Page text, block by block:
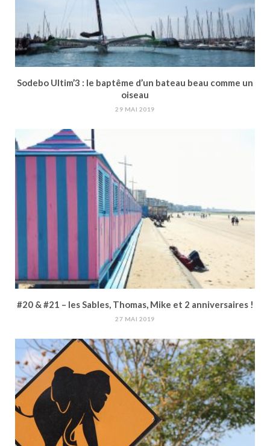
Sodebo Ultim’3 : le baptême d’un bateau beau comme un
oiseau
29 MAI 2019
#20 & #21 – les Sables, Thomas, Mike et 2 anniversaires !
27 MAI 2019